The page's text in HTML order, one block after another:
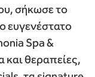
σήκωσε το
ευγενέστατο
Spa &
και θεραπείες,